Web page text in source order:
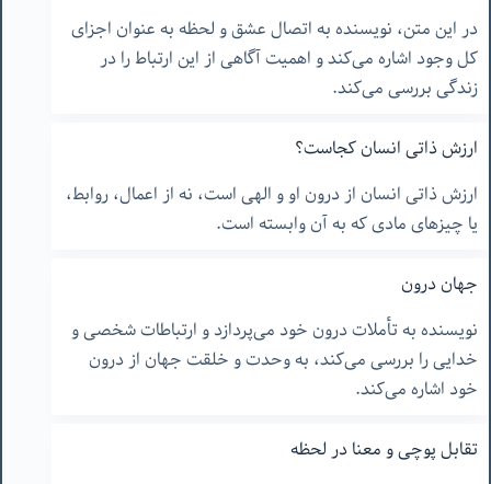
در این متن، نویسنده به اتصال عشق و لحظه به عنوان اجزای
کل وجود اشاره می‌کند و اهمیت آگاهی از این ارتباط را در
زندگی بررسی می‌کند.
ارزش ذاتی انسان کجاست؟
ارزش ذاتی انسان از درون او و الهی است، نه از اعمال، روابط،
یا چیزهای مادی که به آن وابسته است.
جهان درون
نویسنده به تأملات درون خود می‌پردازد و ارتباطات شخصی و
خدایی را بررسی می‌کند، به وحدت و خلقت جهان از درون
خود اشاره می‌کند.
تقابل پوچی و معنا در لحظه